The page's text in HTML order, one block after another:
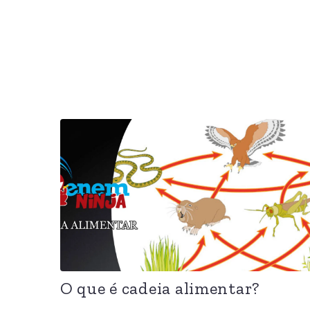
O que é cadeia alimentar?